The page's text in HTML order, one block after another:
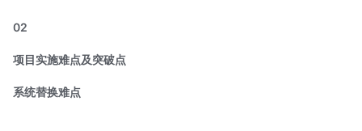
02
项目实施难点及突破点
系统替换难点